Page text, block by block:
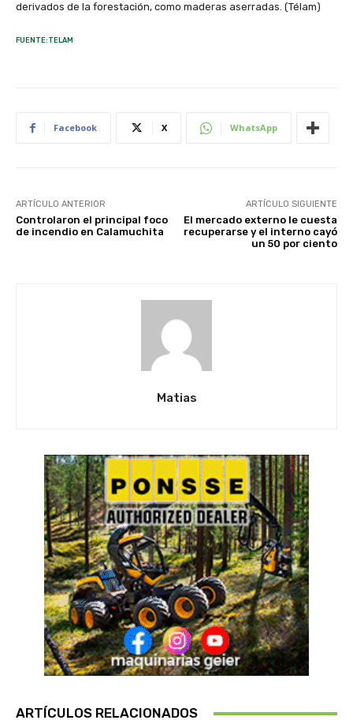
derivados de la forestación, como maderas aserradas. (Télam)
FUENTE:TELAM
Facebook X WhatsApp
ARTÍCULO ANTERIOR
Controlaron el principal foco
de incendio en Calamuchita
ARTÍCULO SIGUIENTE
El mercado externo le cuesta
recuperarse y el interno cayó
un 50 por ciento
Matias
ARTÍCULOS RELACIONADOS